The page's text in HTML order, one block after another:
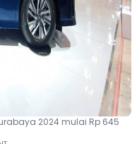
2024 mulai Rp 645